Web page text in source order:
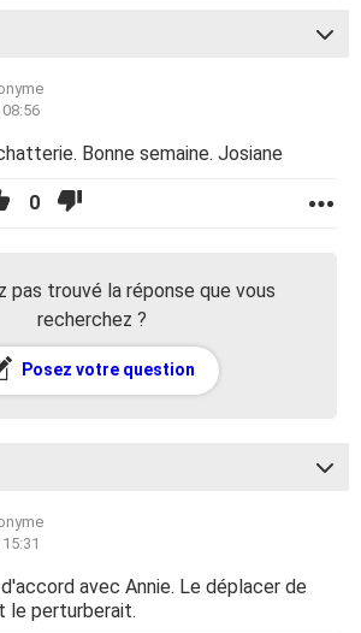
08:56
Bonne semaine. Josiane
0
pas trouvé la réponse que vous
recherchez ?
Posez votre question
avec Annie. Le déplacer de
le perturberait.